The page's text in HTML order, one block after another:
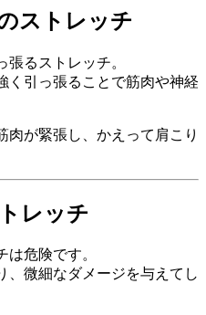
ストレッチ
るストレッチ。
く引っ張ることで筋肉や神経
肉が緊張し、かえって肩こり
レッチ
危険です。
、微細なダメージを与えてし